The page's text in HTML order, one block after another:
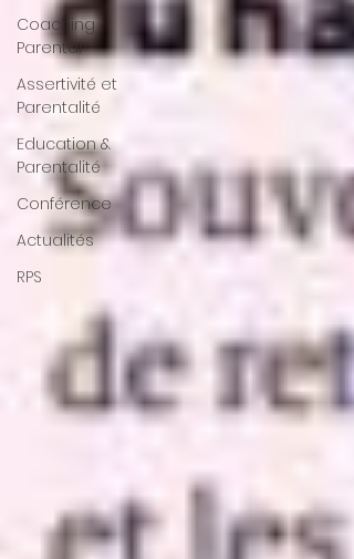
Coaching
Parental
Assertivité et
Parentalité
Education &
Parentalité
Conférence
Actualités
RPS